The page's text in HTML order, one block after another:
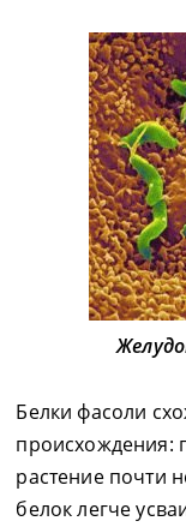
Белки фасоли
происхождения:
растение почти
белок легче